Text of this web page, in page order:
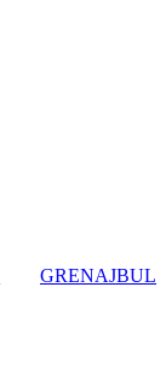
GRENAJBUL